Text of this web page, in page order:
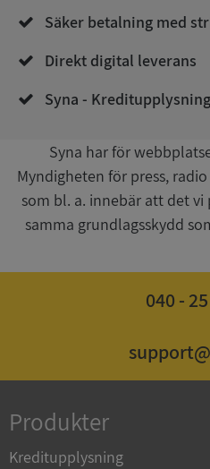
Säker betalning med
Direkt digital leverans
Syna -
Syna har för
Myndigheten för press,
som bl. a. innebär att det
samma grundlagsskydd
040 -
Produkter
Kreditupplysning
ASP.NET_SessionId
Privacy Policy